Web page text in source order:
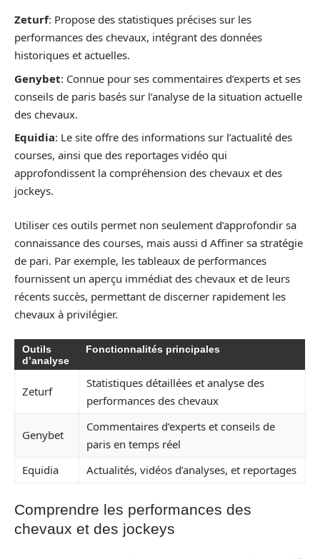
Zeturf: Propose des statistiques précises sur les
performances des chevaux, intégrant des données
historiques et actuelles.
Genybet: Connue pour ses commentaires d’experts et ses
conseils de paris basés sur l’analyse de la situation actuelle
des chevaux.
Equidia: Le site offre des informations sur l’actualité des
courses, ainsi que des reportages vidéo qui
approfondissent la compréhension des chevaux et des
jockeys.
Utiliser ces outils permet non seulement d’approfondir sa
connaissance des courses, mais aussi d Affiner sa stratégie
de pari. Par exemple, les tableaux de performances
fournissent un aperçu immédiat des chevaux et de leurs
récents succès, permettant de discerner rapidement les
chevaux à privilégier.
Outils
d’analyse
Fonctionnalités principales
Zeturf
Statistiques détaillées et analyse des
performances des chevaux
Genybet
Commentaires d’experts et conseils de
paris en temps réel
Equidia
Actualités, vidéos d’analyses, et reportages
Comprendre les performances des
chevaux et des jockeys